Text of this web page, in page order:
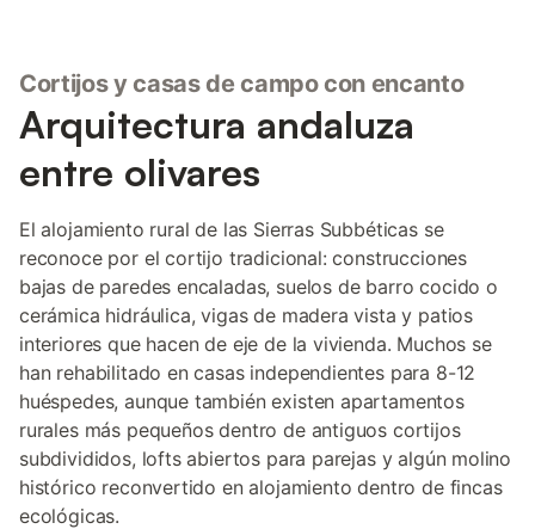
Cortijos y casas de campo con encanto
Arquitectura andaluza
entre olivares
El alojamiento rural de las Sierras Subbéticas se
reconoce por el cortijo tradicional: construcciones
bajas de paredes encaladas, suelos de barro cocido o
cerámica hidráulica, vigas de madera vista y patios
interiores que hacen de eje de la vivienda. Muchos se
han rehabilitado en casas independientes para 8-12
huéspedes, aunque también existen apartamentos
rurales más pequeños dentro de antiguos cortijos
subdivididos, lofts abiertos para parejas y algún molino
histórico reconvertido en alojamiento dentro de fincas
ecológicas.